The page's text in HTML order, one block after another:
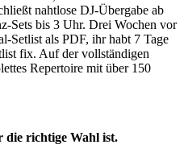
nahtlose DJ-Übergabe ab
Sets bis 3 Uhr. Drei Wochen vor
Setlist als PDF, ihr habt 7 Tage
fix. Auf der vollständigen
Repertoire mit über 150
die richtige Wahl ist.